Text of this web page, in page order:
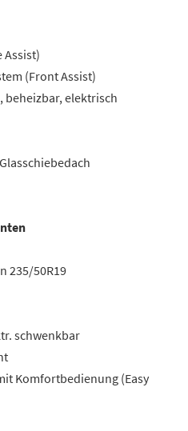
Assist)
(Front Assist)
beheizbar, elektrisch
235/50R19
schwenkbar
Komfortbedienung (Easy